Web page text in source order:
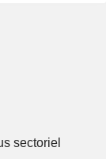
sectoriel